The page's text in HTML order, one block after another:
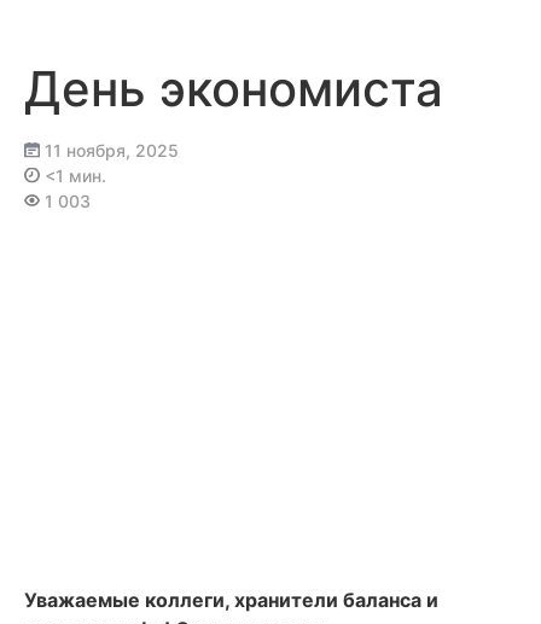
содержимому
День экономиста
11 ноября, 2025
<1 мин.
1 003
Уважаемые коллеги, хранители баланса и